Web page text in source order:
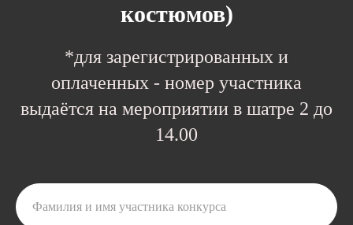
костюмов)
*для зарегистрированных и
оплаченных - номер участника
выдаётся на мероприятии в шатре 2 до
14.00